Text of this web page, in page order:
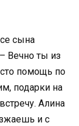
сына
Вечно ты из
помощь по
подарки на
Алина
и с